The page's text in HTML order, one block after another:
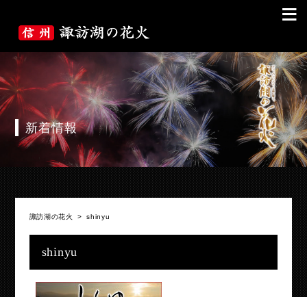
≡
新着情報
諏訪湖の花火 >shinyu
shinyu